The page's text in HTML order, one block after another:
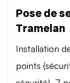
Pose de
Tramelan
Installation
points